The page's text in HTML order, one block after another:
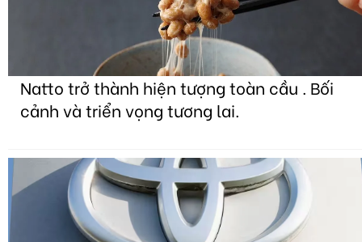
Natto trở thành hiện tượng toàn cầu . Bối
cảnh và triển vọng tương lai.